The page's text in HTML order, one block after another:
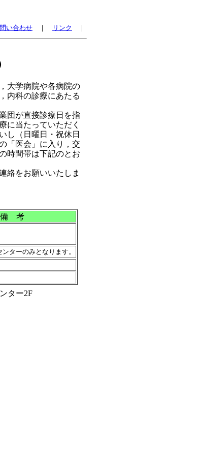
い合わせ ｜ リンク ｜
大学病院や各病院の
内科の診療にあたる
団が直接診療日を指
に当たっていただく
し（日曜日・祝休日
「医会」に入り，交
時間帯は下記のとお
絡をお願いいたしま
備 考
ンターのみとなります。
ター2F